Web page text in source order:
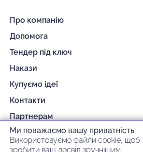
Про компанію
Допомога
Тендер під ключ
Накази
Купуємо ідеї
Контакти
Партнерам
Гарантія та повернення
Оплата та доставка
Ми поважаємо вашу приватність
Використовуємо файли cookie, щоб
зробити ваш досвід зручнішим,